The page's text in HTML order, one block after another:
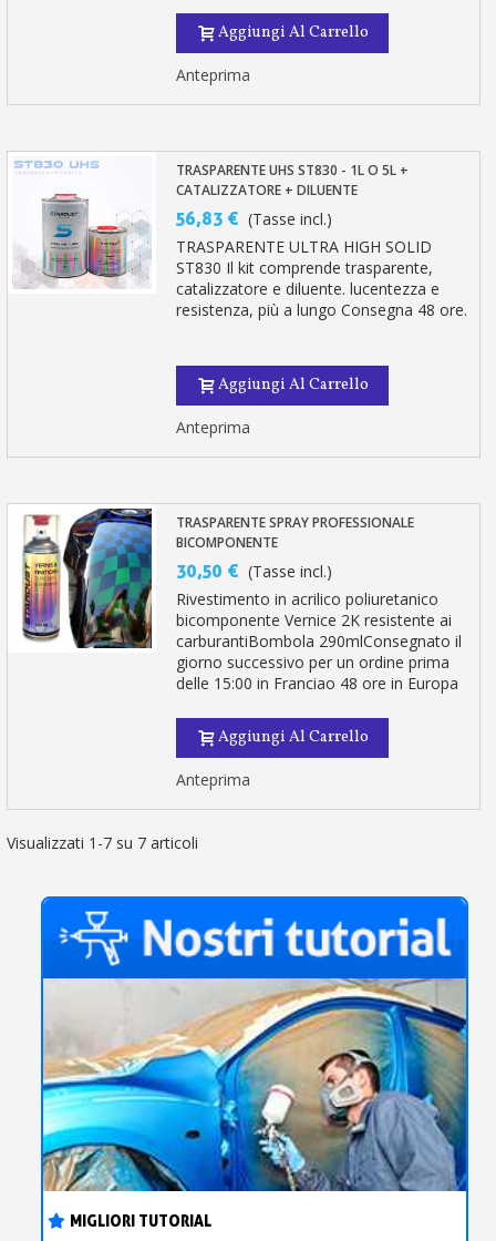
MIGLIORI TUTORIAL
Aggiungi Al Carrello
Anteprima
TRASPARENTE UHS ST830 - 1L O 5L +
CATALIZZATORE + DILUENTE
56,83 € (Tasse incl.)
TRASPARENTE ULTRA HIGH SOLID
ST830 Il kit comprende trasparente,
catalizzatore e diluente. lucentezza e
resistenza, più a lungo Consegna 48 ore.
Aggiungi Al Carrello
Anteprima
TRASPARENTE SPRAY PROFESSIONALE
BICOMPONENTE
30,50 € (Tasse incl.)
Rivestimento in acrilico poliuretanico
bicomponente Vernice 2K resistente ai
carburantiBombola 290mlConsegnato il
giorno successivo per un ordine prima
delle 15:00 in Franciao 48 ore in Europa
Aggiungi Al Carrello
Anteprima
Visualizzati 1-7 su 7 articoli